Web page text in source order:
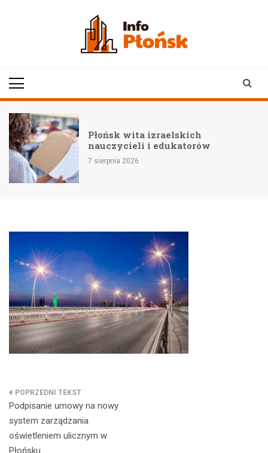
Płońsk wita izraelskich
nauczycieli i edukatorów
7 sierpnia 2026
Nawigacja
wpisu
Podpisanie umowy na nowy
system zarządzania
oświetleniem ulicznym w
Płońsku